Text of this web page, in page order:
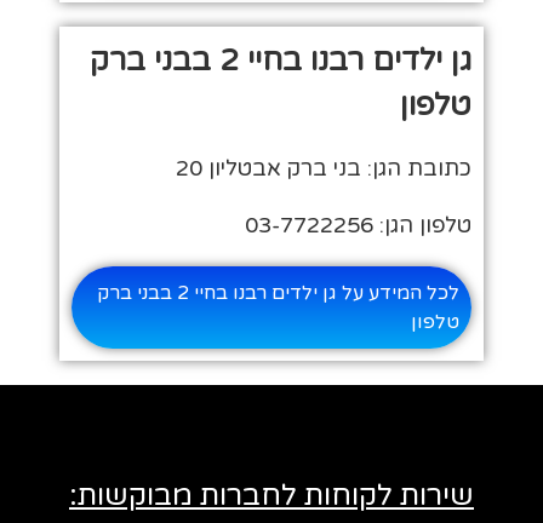
גן ילדים רבנו בחיי 2 בבני ברק
טלפון
כתובת הגן: בני ברק אבטליון 20
טלפון הגן: 03-7722256
לכל המידע על גן ילדים רבנו בחיי 2 בבני ברק
טלפון
שירות לקוחות לחברות מבוקשות: